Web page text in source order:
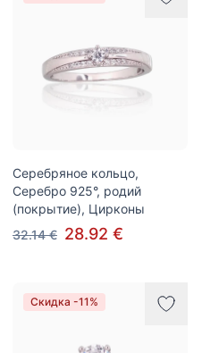
Серебряное кольцо,
Серебро 925°, родий
(покрытие), Цирконы
32.14 € 28.92 €
Скидка -11%